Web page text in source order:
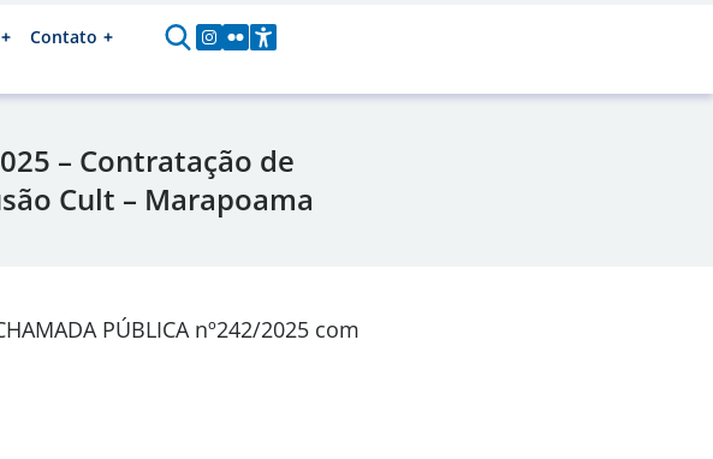
Contato
– Contratação de
Cult – Marapoama
PÚBLICA nº242/2025 com